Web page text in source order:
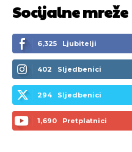
Socijalne mreže
6,325 Ljubitelji
402 Sljedbenici
294 Sljedbenici
1,690 Pretplatnici